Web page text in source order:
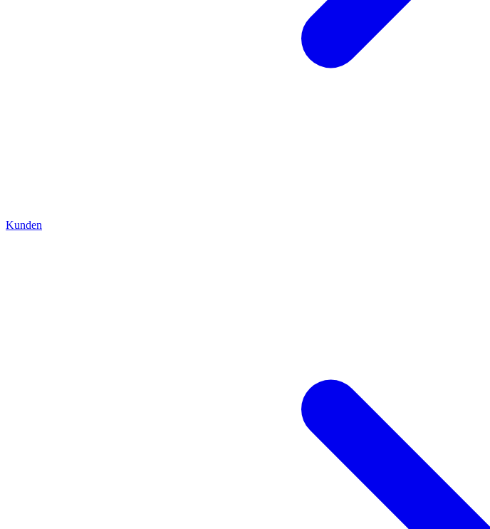
Kunden